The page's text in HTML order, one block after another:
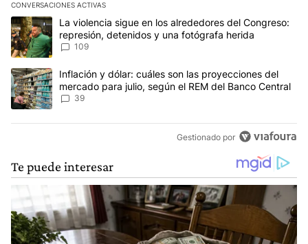
CONVERSACIONES ACTIVAS
Este listado muestra los artículos con más comentarios en los
Un artículo de tendencia con el título "La violencia sigue en los
La violencia sigue en los alrededores del Congreso:
represión, detenidos y una fotógrafa herida
109
Un artículo de tendencia con el título "Inflación y dólar: cuáles
Inflación y dólar: cuáles son las proyecciones del
mercado para julio, según el REM del Banco Central
39
Gestionado por